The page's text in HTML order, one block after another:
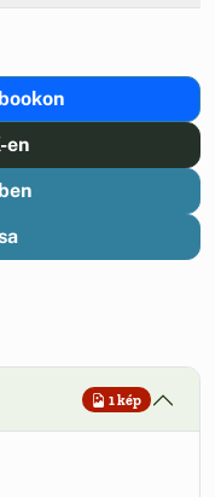
en
1 kép